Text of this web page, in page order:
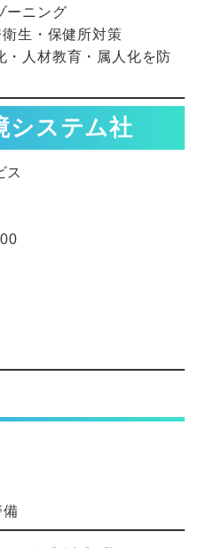
ーニング
生・保健所対策
・人材教育・属人化を防
システム社
ス
備